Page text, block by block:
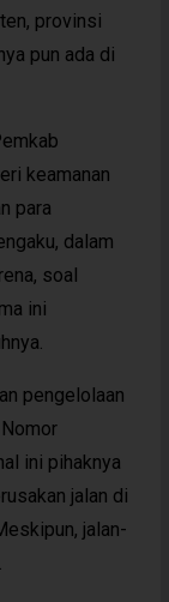
provinsi
pun ada di
keamanan
para
dalam
soal
ini
pengelolaan
ini pihaknya
jalan di
jalan-